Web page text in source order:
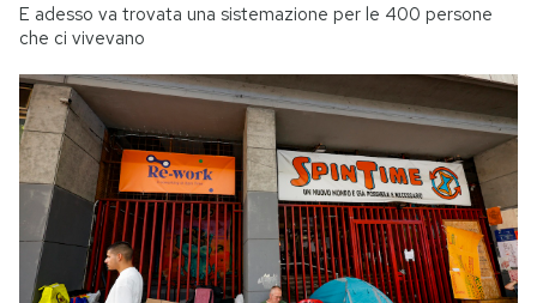
E adesso va trovata una sistemazione per le 400 persone
che ci vivevano